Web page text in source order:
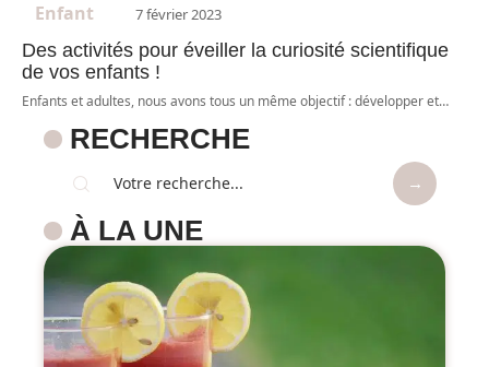
Enfant 7 février 2023
Des activités pour éveiller la curiosité scientifique
de vos enfants !
Enfants et adultes, nous avons tous un même objectif : développer et…
RECHERCHE
À LA UNE